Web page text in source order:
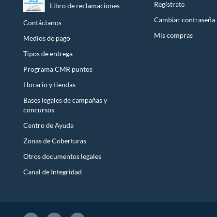
Licores y cigarros electrónicos.
Libro de reclamaciones
Contáctanos
Medios de pago
Tipos de entrega
Programa CMR puntos
Horario y tiendas
Bases legales de campañas y
concursos
Centro de Ayuda
Zonas de Coberturas
Otros documentos legales
Canal de Integridad
Regístrate
Cambiar contraseña
Mis compras